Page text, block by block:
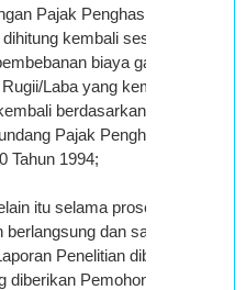
Pajak Penghasilan
kembali sesuai
biaya gaji pada
Laba yang kemudian
berdasarkan
Pajak Penghasilan
Tahun 1994;
itu selama proses
berlangsung dan sampai
Penelitian dibuat,
diberikan Pemohon